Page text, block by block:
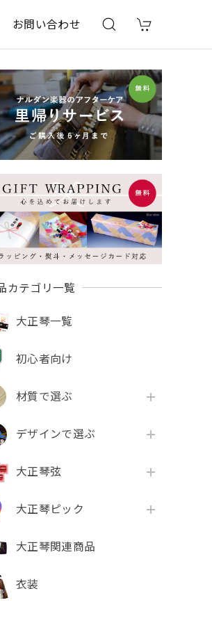
お問い合わせ
カテゴリ一覧
大正琴一覧
初心者向け
材質で選ぶ
デザインで選ぶ
大正琴弦
大正琴ピック
大正琴関連商品
衣装